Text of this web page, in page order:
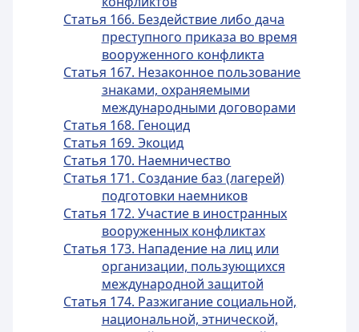
Статья 166. Бездействие либо дача
преступного приказа во время
вооруженного конфликта
Статья 167. Незаконное пользование
знаками, охраняемыми
международными договорами
Статья 168. Геноцид
Статья 169. Экоцид
Статья 170. Наемничество
Статья 171. Создание баз (лагерей)
подготовки наемников
Статья 172. Участие в иностранных
вооруженных конфликтах
Статья 173. Нападение на лиц или
организации, пользующихся
международной защитой
Статья 174. Разжигание социальной,
национальной, этнической,